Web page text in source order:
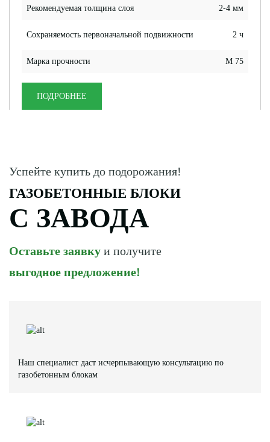
Рекомендуемая толщина слоя 2-4 мм
Сохраняемость первоначальной подвижности 2 ч
Марка прочности М 75
ПОДРОБНЕЕ
Успейте купить до подорожания!
ГАЗОБЕТОННЫЕ БЛОКИ
С ЗАВОДА
Оставьте заявку и получите
выгодное предложение!
Наш специалист даст исчерпывающую консультацию по
газобетонным блокам